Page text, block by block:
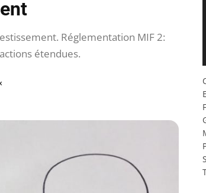
Réglementation MIF 2:
étendues.